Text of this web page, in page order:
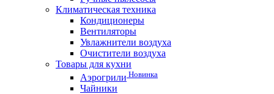
Климатическая техника
Кондиционеры
Вентиляторы
Увлажнители воздуха
Очистители воздуха
Товары для кухни
Аэрогрили Новинка
Чайники